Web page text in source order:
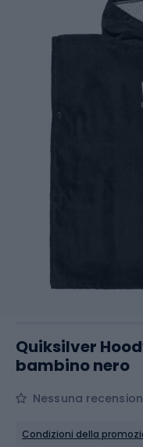
Quiksilver
bambino nero
Nessuna
Condizioni della